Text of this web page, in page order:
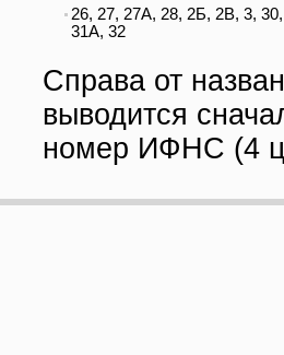
26, 27, 27А, 28, 2Б, 2В, 3,
31А, 32
Справа от
выводится
номер ИФНС (4